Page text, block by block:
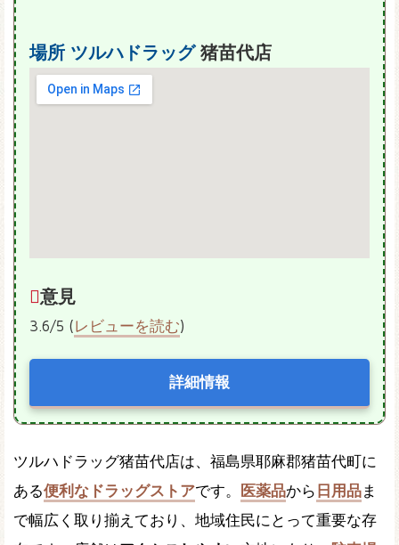
場所 ツルハドラッグ猪苗代店
意見
3.6/5 (レビューを読む)
詳細情報
ツルハドラッグ猪苗代店は、福島県耶麻郡猪苗代町に
ある便利なドラッグストアです。 医薬品から 日用品ま
で幅広く取り揃えており、地域住民にとって重要な存